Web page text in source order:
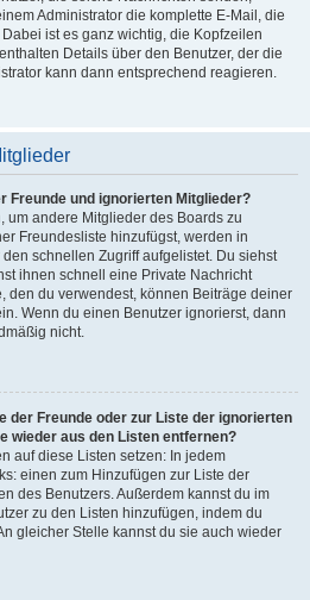
Administrator die komplette E-Mail, die
ist es ganz wichtig, die Kopfzeilen
Details über den Benutzer, der die
kann dann entsprechend reagieren.
Freunde und ignorierten Mitglieder?
um andere Mitglieder des Boards zu
Freundesliste hinzufügst, werden in
schnellen Zugriff aufgelistet. Du siehst
ihnen schnell eine Private Nachricht
den du verwendest, können Beiträge deiner
Wenn du einen Benutzer ignorierst, dann
nicht.
der Freunde oder zur Liste der ignorierten
wieder aus den Listen entfernen?
auf diese Listen setzen: In jedem
einen zum Hinzufügen zur Liste der
des Benutzers. Außerdem kannst du im
zu den Listen hinzufügen, indem du
gleicher Stelle kannst du sie auch wieder